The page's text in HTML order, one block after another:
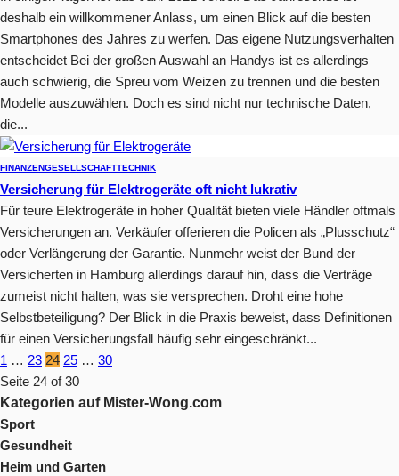
deshalb ein willkommener Anlass, um einen Blick auf die besten
Smartphones des Jahres zu werfen. Das eigene Nutzungsverhalten
entscheidet Bei der großen Auswahl an Handys ist es allerdings
auch schwierig, die Spreu vom Weizen zu trennen und die besten
Modelle auszuwählen. Doch es sind nicht nur technische Daten,
die...
FINANZENGESELLSCHAFTTECHNIK
Versicherung für Elektrogeräte oft nicht lukrativ
Für teure Elektrogeräte in hoher Qualität bieten viele Händler oftmals
Versicherungen an. Verkäufer offerieren die Policen als „Plusschutz“
oder Verlängerung der Garantie. Nunmehr weist der Bund der
Versicherten in Hamburg allerdings darauf hin, dass die Verträge
zumeist nicht halten, was sie versprechen. Droht eine hohe
Selbstbeteiligung? Der Blick in die Praxis beweist, dass Definitionen
für einen Versicherungsfall häufig sehr eingeschränkt...
1 … 23 24 25 … 30
Seite 24 of 30
Kategorien auf Mister-Wong.com
Sport
Gesundheit
Heim und Garten